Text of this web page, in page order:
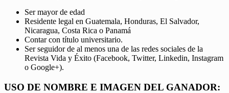
Ser mayor de edad
Residente legal en Guatemala, Honduras, El Salvador,
Nicaragua, Costa Rica o Panamá
Contar con título universitario.
Ser seguidor de al menos una de las redes sociales de la
Revista Vida y Éxito (Facebook, Twitter, Linkedin, Instagram
o Google+).
USO DE NOMBRE E IMAGEN DEL GANADOR: